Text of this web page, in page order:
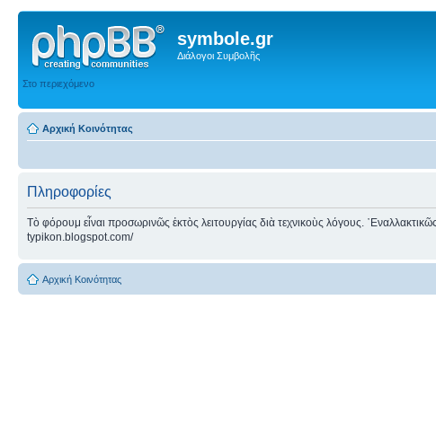
symbole.gr
Διάλογοι Συμβολῆς
Στο περιεχόμενο
Αρχική Κοινότητας
Πληροφορίες
Τὸ φόρουμ εἶναι προσωρινῶς ἐκτὸς λειτουργίας διὰ τεχνικοὺς λόγους.
typikon.blogspot.com/
Αρχική Κοινότητας